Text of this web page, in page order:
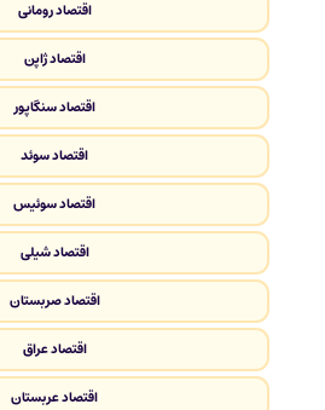
اقتصاد رومانی
اقتصاد ژاپن
اقتصاد سنگاپور
اقتصاد سوئد
اقتصاد سوئیس
اقتصاد شیلی
اقتصاد صربستان
اقتصاد عراق
اقتصاد عربستان